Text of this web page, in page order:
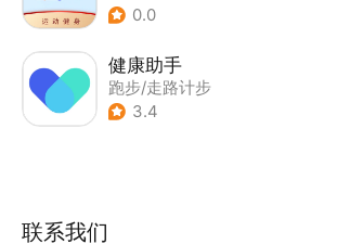
0.0
健康助手
跑步/走路计步
3.4
联系我们